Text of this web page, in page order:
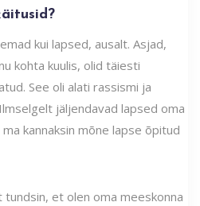
kui lapsed, ausalt. Asjad,
kohta kuulis, olid täiesti
See oli alati rassismi ja
jäljendavad lapsed oma
kannaksin mõne lapse õpitud
tundsin, et olen oma meeskonna